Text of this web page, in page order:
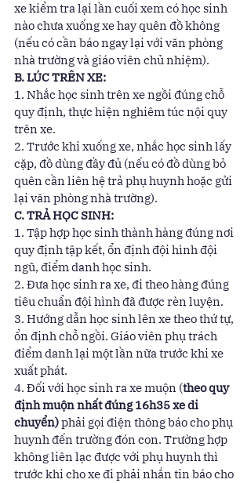
xe kiểm tra lại lần cuối xem có học sinh
nào chưa xuống xe hay quên đồ không
(nếu có cần báo ngay lại với văn phòng
nhà trường và giáo viên chủ nhiệm).
B. LÚC TRÊN XE:
1. Nhắc học sinh trên xe ngồi đúng chỗ
quy định, thực hiện nghiêm túc nội quy
trên xe.
2. Trước khi xuống xe, nhắc học sinh lấy
cặp, đồ dùng đầy đủ (nếu có đồ dùng bỏ
quên cần liên hệ trả phụ huynh hoặc gửi
lại văn phòng nhà trường).
C. TRẢ HỌC SINH:
1. Tập hợp học sinh thành hàng đúng nơi
quy định tập kết, ổn định đội hình đội
ngũ, điểm danh học sinh.
2. Đưa học sinh ra xe, đi theo hàng đúng
tiêu chuẩn đội hình đã được rèn luyện.
3. Hướng dẫn học sinh lên xe theo thứ tự,
ổn định chỗ ngồi. Giáo viên phụ trách
điểm danh lại một lần nữa trước khi xe
xuất phát.
4. Đối với học sinh ra xe muộn (theo quy
định muộn nhất đúng 16h35 xe di
chuyển) phải gọi điện thông báo cho phụ
huynh đến trường đón con. Trường hợp
không liên lạc được với phụ huynh thì
trước khi cho xe đi phải nhắn tin báo cho